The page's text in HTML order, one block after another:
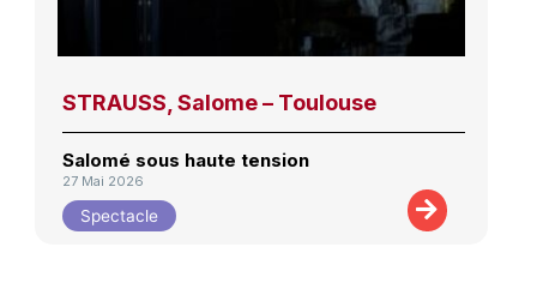
STRAUSS, Salome – Toulouse
Salomé sous haute tension
27 Mai 2026
Spectacle